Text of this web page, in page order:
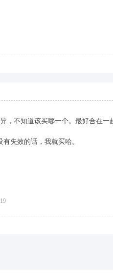
，不知道该买哪一个。最好合在
失效的话，我就买哈。